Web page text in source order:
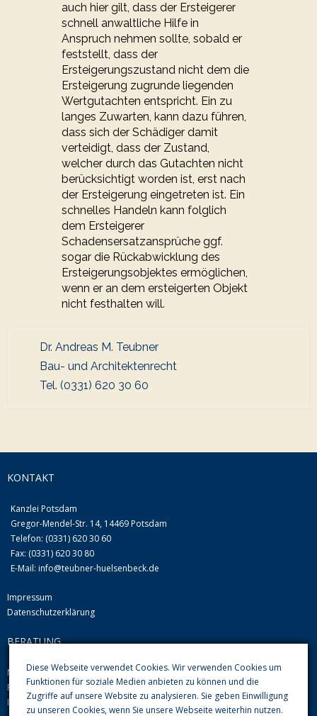
auch hier gilt, dass der Ersteigerer
schnell anwaltliche Hilfe in
Anspruch nehmen sollte, sobald er
feststellt, dass der
Ersteigerungszustand nicht dem die
Ersteigerung zugrunde liegenden
Wertgutachten entspricht. Ein zu
langes Zuwarten, kann dazu führen,
dass sich der Schädiger damit
verteidigt, dass der Zustand,
welcher durch das Gutachten nicht
berücksichtigt worden ist, erst nach
der Ersteigerung eingetreten ist. Ein
schnelles Handeln kann folglich
dem Ersteigerer
Schadensersatzansprüche ggf.
sogar die Rückabwicklung des
Ersteigerungsobjektes ermöglichen,
wenn er an dem ersteigerten Objekt
nicht festhalten will.
Dr. Andreas M. Teubner
Bau- und Architektenrecht
Tel. (0331) 620 30 60
KONTAKT
Kanzlei Potsdam
Gregor-Mendel-Str. 14, 14469 Potsdam
Telefon: (0331) 620 30 60
Fax: (0331) 620 30 80
E-Mail: info@teubner-huelsenbeck.de
Impressum
Datenschutzerklärung
BERATUNG
Mo-Do von 09.00 Uhr-12.00 Uhr und 13.00-16.00 Uhr
Fr 08.00 Uhr-12.00 Uhr
Im Übrigen nach Vereinbarung
Diese Webseite verwendet Cookies. Wir verwenden Cookies um
Funktionen für soziale Medien anbieten zu können und die
Zugriffe auf unsere Website zu analysieren. Sie geben Einwilligung
zu unseren Cookies, wenn Sie unsere Webseite weiterhin nutzen.